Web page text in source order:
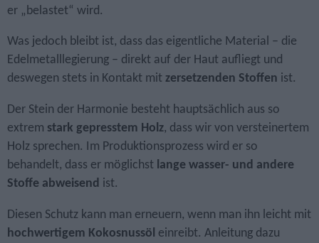
er „belastet“ wird.
Was jedoch bleibt ist, dass das eigentliche Material – die
Edelmetall­legierung – direkt auf der Haut aufliegt und
deswegen stets in Kontakt mit zersetzenden Stoffen ist.
Der Stein der Harmonie besteht hauptsächlich aus so
extrem stark gepresstem Holz, dass wir von versteinertem
Holz sprechen. Im Produktionsprozess wird er so
behandelt, dass er möglichst lange wasser- und andere
Stoffe abweisend ist.
Diesen Schutz kann man erneuern, wenn man ihn leicht mit
hochwertigem Kokosnussöl einreibt. Anleitung dazu